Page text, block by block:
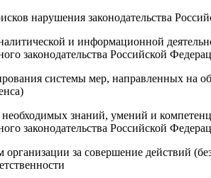
нарушения законодательства
и информационной
законодательства Российской
системы мер, направленных на
знаний, умений и
законодательства Российской
за совершение действий